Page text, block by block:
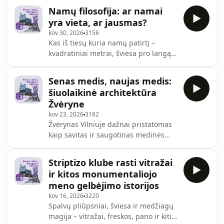
ir mažoms aplinkos
neuroįvairovės idėja, aptariame, kaip
skirtingai gali būti patiriami garsas,
šviesa, judėjimas ar socialinės
situacijos, ir kokie veiksniai lemia, kad
vieniems erdvė tampa palaikanti, o
kitiems – varginanti ar net
nepakeliama.Laidos viešnios: kūdikių
ir vaikų ergo
Namų filosofija: ar namai
yra vieta, ar jausmas?
kov 30, 20263156
Kas iš tiesų kuria namų patirtį –
kvadratiniai metrai, šviesa pro langą,
kasdienybe?Italų filosofas Emanuele
Coccia knygoje „Namų filosofija.
Namystės erdvė ir laimė“ siūlo
pažvelgti į namus kaip į daug daugiau
nei fizinę aplinką. Pasak jo, namai yra
psichinė ir moralinė erdvė – vieta,
kurioje formuojasi mūsų tapatybė,
santykiai
Senas medis, naujas medis:
šiuolaikinė architektūra
Žvėryne
kov 23, 20263182
Žvėrynas Vilniuje dažnai pristatomas
kaip savitas ir saugotinas medinės
pradžios vilų, sodų ir gana retą
miesto mastelį – mažesnius namus,
daugiau žalumos ir artimesnį ryšį su
gamta.Tačiau Žvėrynas nėra ir, ko
gero, neturėtų būti tik užkonservuotas
istorinis reliktas. Tai gyvas rajonas,
Striptizo klube rasti vitražai
ir kitos monumentaliojo
meno gelbėjimo istorijos
kov 16, 20263220
Spalvų pliūpsniai, šviesa ir medžiagų
magija – vitražai, freskos, pano ir kiti